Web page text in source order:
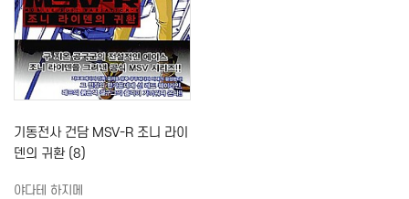
기동전사 건담 MSV-R 조니 라이
덴의 귀환 (8)
야다테 하지메